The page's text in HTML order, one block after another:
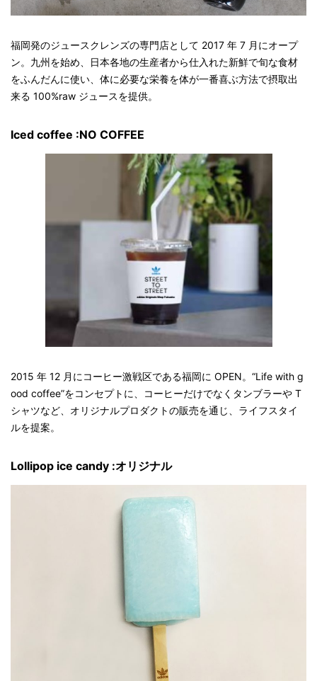
福岡発のジュースクレンズの専門店として 2017 年 7 月にオープ
ン。九州を始め、日本各地の生産者から仕入れた新鮮で旬な食材
をふんだんに使い、体に必要な栄養を体が一番喜ぶ方法で摂取出
来る 100%raw ジュースを提供。
Iced coffee :NO COFFEE
2015 年 12 月にコーヒー激戦区である福岡に OPEN。“Life with g
ood coffee”をコンセプトに、コーヒーだけでなくタンブラーや T
シャツなど、オリジナルプロダクトの販売を通じ、ライフスタイ
ルを提案。
Lollipop ice candy :オリジナル